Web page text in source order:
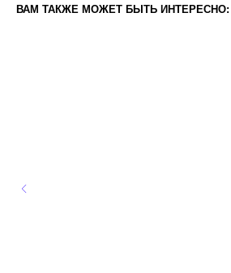
ВАМ ТАКЖЕ МОЖЕТ БЫТЬ ИНТЕРЕСНО: